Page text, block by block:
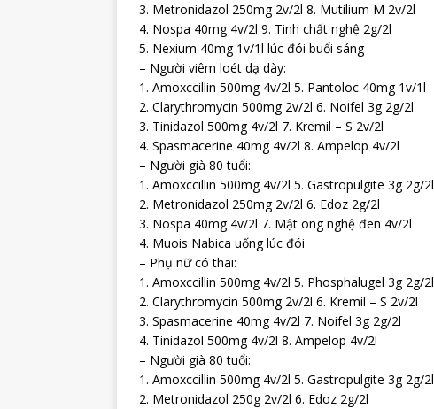
3. Metronidazol 250mg 2v/2l 8. Mutilium M 2v/2l
4. Nospa 40mg 4v/2l 9. Tinh chất nghệ 2g/2l
5. Nexium 40mg 1v/1l lúc đói buổi sáng
– Người viêm loét dạ dày:
1. Amoxccillin 500mg 4v/2l 5. Pantoloc 40mg 1v/1l
2. Clarythromycin 500mg 2v/2l 6. Noifel 3g 2g/2l
3. Tinidazol 500mg 4v/2l 7. Kremil – S 2v/2l
4. Spasmacerine 40mg 4v/2l 8. Ampelop 4v/2l
– Người già 80 tuổi:
1. Amoxccillin 500mg 4v/2l 5. Gastropulgite 3g 2g/2l
2. Metronidazol 250mg 2v/2l 6. Edoz 2g/2l
3. Nospa 40mg 4v/2l 7. Mật ong nghệ đen 4v/2l
4. Muois Nabica uống lúc đói
– Phụ nữ có thai:
1. Amoxccillin 500mg 4v/2l 5. Phosphalugel 3g 2g/2l
2. Clarythromycin 500mg 2v/2l 6. Kremil – S 2v/2l
3. Spasmacerine 40mg 4v/2l 7. Noifel 3g 2g/2l
4. Tinidazol 500mg 4v/2l 8. Ampelop 4v/2l
– Người già 80 tuổi:
1. Amoxccillin 500mg 4v/2l 5. Gastropulgite 3g 2g/2l
2. Metronidazol 250g 2v/2l 6. Edoz 2g/2l